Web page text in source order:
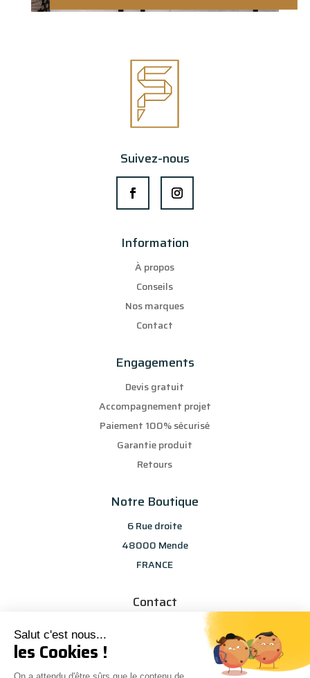
Salut c'est nous...
les Cookies !
Suivez-nous
Information
À propos
Conseils
Nos marques
Contact
Engagements
Devis gratuit
Accompagnement projet
Paiement 100% sécurisé
Garantie produit
Retours
Notre Boutique
6 Rue droite
48000 Mende
FRANCE
Contact
info@les-selections-sandp.fr